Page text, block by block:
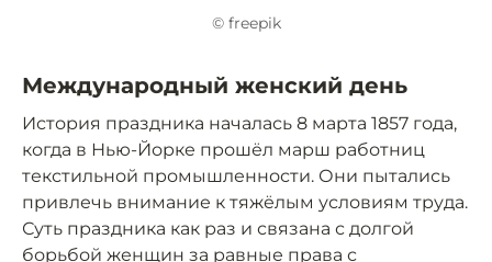
© freepik
Международный женский день
История праздника началась 8 марта 1857 года,
когда в Нью-Йорке прошёл марш работниц
текстильной промышленности. Они пытались
привлечь внимание к тяжёлым условиям труда.
Суть праздника как раз и связана с долгой
борьбой женщин за равные права с